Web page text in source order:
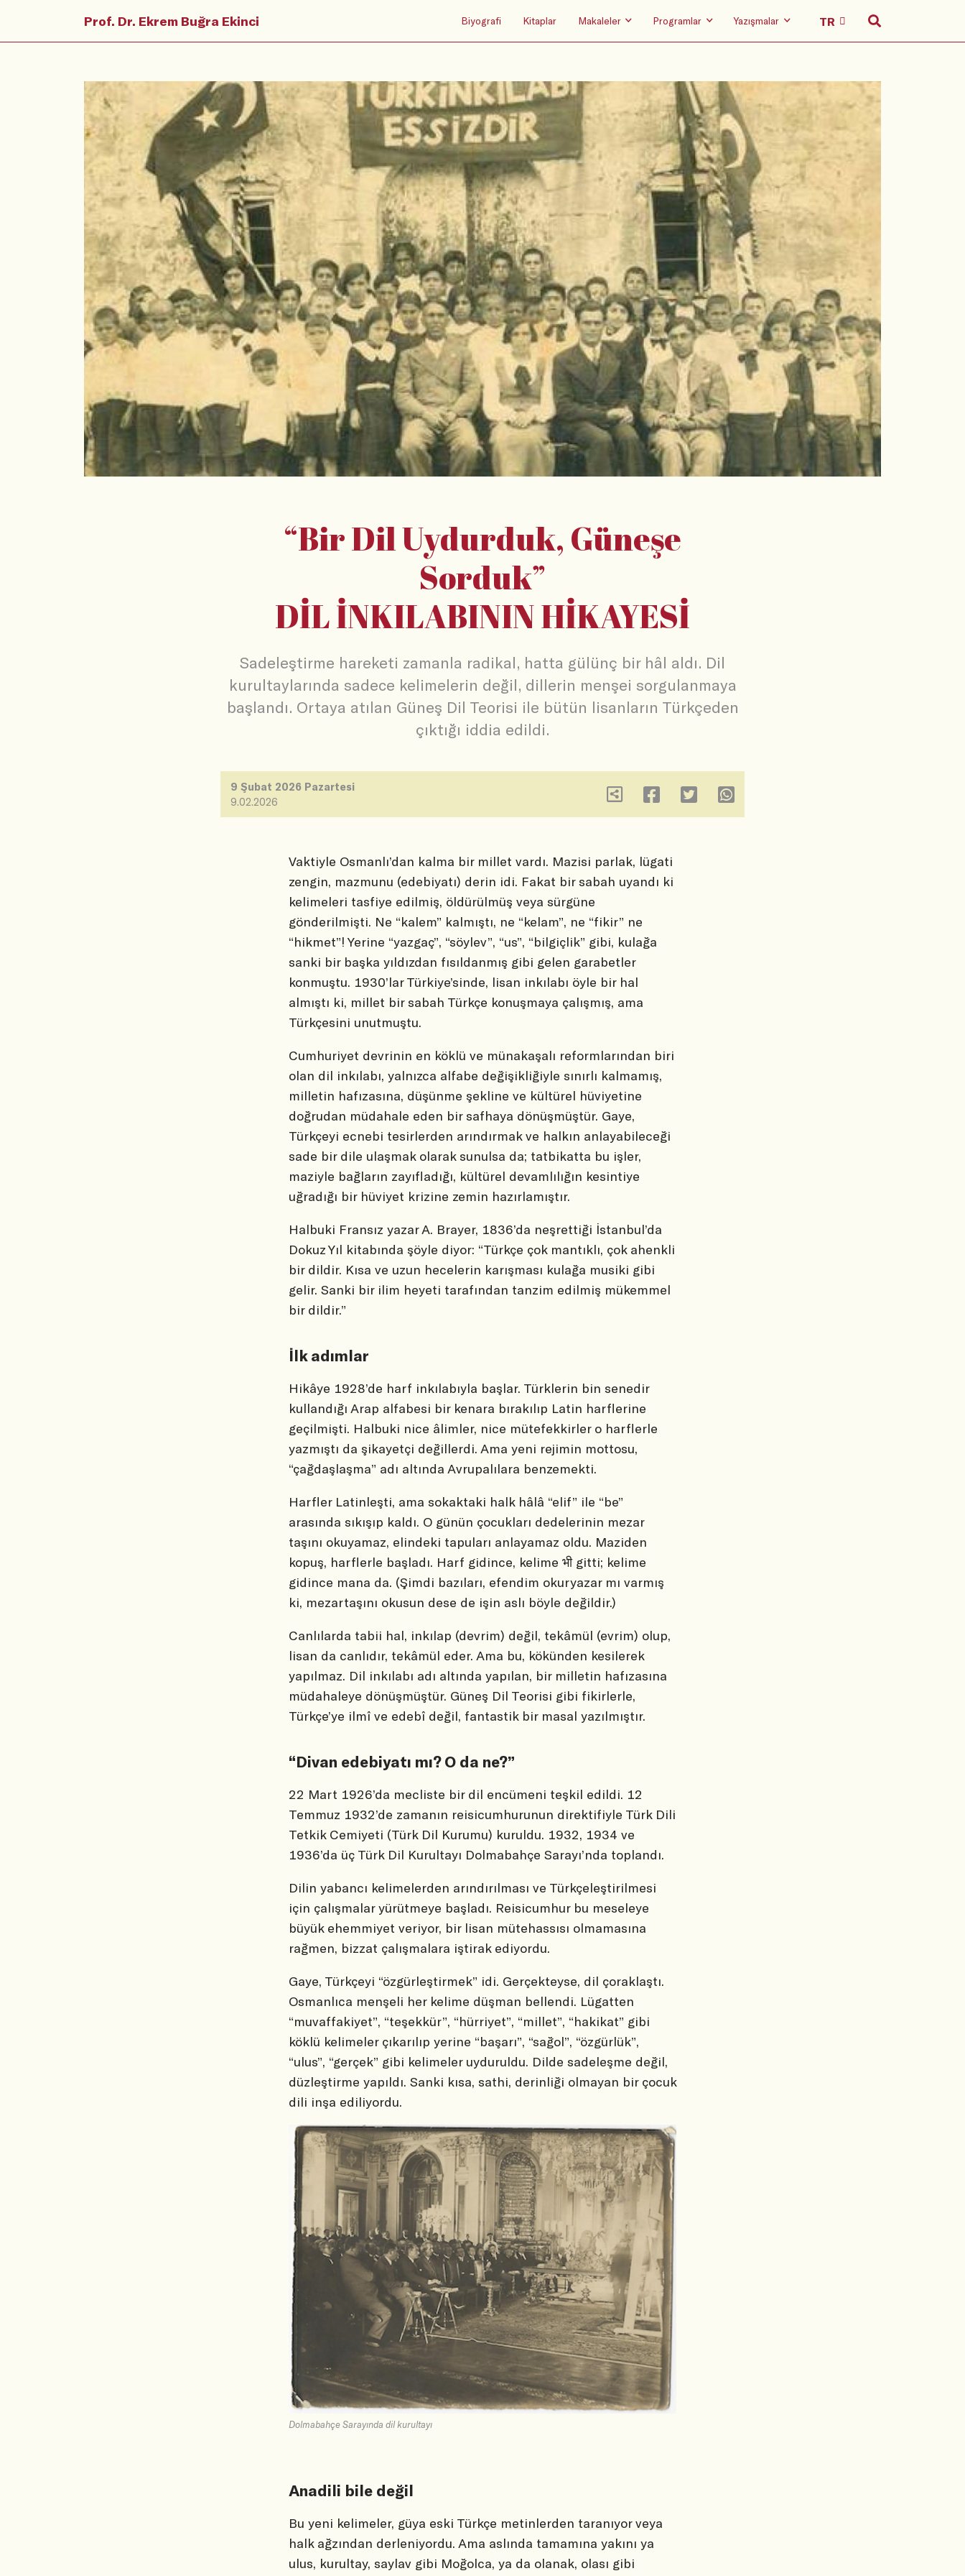
Prof. Dr. Ekrem Buğra Ekinci Biyografi Kitaplar Makaleler Programlar Yazışmalar
“Bir Dil Uydurduk, Güneşe
Sorduk”
DİL İNKILABININ HİKAYESİ
Sadeleştirme hareketi zamanla radikal, hatta gülünç bir hâl aldı. Dil
kurultaylarında sadece kelimelerin değil, dillerin menşei sorgulanmaya
başlandı. Ortaya atılan Güneş Dil Teorisi ile bütün lisanların Türkçeden
çıktığı iddia edildi.
9 Şubat 2026 Pazartesi
9.02.2026
Vaktiyle Osmanlı’dan kalma bir millet vardı. Mazisi parlak, lügati
zengin, mazmunu (edebiyatı) derin idi. Fakat bir sabah uyandı ki
kelimeleri tasfiye edilmiş, öldürülmüş veya sürgüne
gönderilmişti. Ne “kalem” kalmıştı, ne “kelam”, ne “fikir” ne
“hikmet”! Yerine “yazgaç”, “söylev”, “us”, “bilgiçlik” gibi, kulağa
sanki bir başka yıldızdan fısıldanmış gibi gelen garabetler
konmuştu. 1930’lar Türkiye’sinde, lisan inkılabı öyle bir hal
almıştı ki, millet bir sabah Türkçe konuşmaya çalışmış, ama
Türkçesini unutmuştu.
Cumhuriyet devrinin en köklü ve münakaşalı reformlarından biri
olan dil inkılabı, yalnızca alfabe değişikliğiyle sınırlı kalmamış,
milletin hafızasına, düşünme şekline ve kültürel hüviyetine
doğrudan müdahale eden bir safhaya dönüşmüştür. Gaye,
Türkçeyi ecnebi tesirlerden arındırmak ve halkın anlayabileceği
sade bir dile ulaşmak olarak sunulsa da; tatbikatta bu işler,
maziyle bağların zayıfladığı, kültürel devamlılığın kesintiye
uğradığı bir hüviyet krizine zemin hazırlamıştır.
Halbuki Fransız yazar A. Brayer, 1836’da neşrettiği İstanbul’da
Dokuz Yıl kitabında şöyle diyor: “Türkçe çok mantıklı, çok ahenkli
bir dildir. Kısa ve uzun hecelerin karışması kulağa musiki gibi
gelir. Sanki bir ilim heyeti tarafından tanzim edilmiş mükemmel
bir dildir.”
İlk adımlar
Hikâye 1928’de harf inkılabıyla başlar. Türklerin bin senedir
kullandığı Arap alfabesi bir kenara bırakılıp Latin harflerine
geçilmişti. Halbuki nice âlimler, nice mütefekkirler o harflerle
yazmıştı da şikayetçi değillerdi. Ama yeni rejimin mottosu,
“çağdaşlaşma” adı altında Avrupalılara benzemekti.
Harfler Latinleşti, ama sokaktaki halk hâlâ “elif” ile “be”
arasında sıkışıp kaldı. O günün çocukları dedelerinin mezar
taşını okuyamaz, elindeki tapuları anlayamaz oldu. Maziden
kopuş, harflerle başladı. Harf gidince, kelime भी gitti; kelime
gidince mana da. (Şimdi bazıları, efendim okuryazar mı varmış
ki, mezartaşını okusun dese de işin aslı böyle değildir.)
Canlılarda tabii hal, inkılap (devrim) değil, tekâmül (evrim) olup,
lisan da canlıdır, tekâmül eder. Ama bu, kökünden kesilerek
yapılmaz. Dil inkılabı adı altında yapılan, bir milletin hafızasına
müdahaleye dönüşmüştür. Güneş Dil Teorisi gibi fikirlerle,
Türkçe’ye ilmî ve edebî değil, fantastik bir masal yazılmıştır.
“Divan edebiyatı mı? O da ne?”
22 Mart 1926’da mecliste bir dil encümeni teşkil edildi. 12
Temmuz 1932’de zamanın reisicumhurunun direktifiyle Türk Dili
Tetkik Cemiyeti (Türk Dil Kurumu) kuruldu. 1932, 1934 ve
1936’da üç Türk Dil Kurultayı Dolmabahçe Sarayı’nda toplandı.
Dilin yabancı kelimelerden arındırılması ve Türkçeleştirilmesi
için çalışmalar yürütmeye başladı. Reisicumhur bu meseleye
büyük ehemmiyet veriyor, bir lisan mütehassısı olmamasına
rağmen, bizzat çalışmalara iştirak ediyordu.
Gaye, Türkçeyi “özgürleştirmek” idi. Gerçekteyse, dil çoraklaştı.
Osmanlıca menşeli her kelime düşman bellendi. Lügatten
“muvaffakiyet”, “teşekkür”, “hürriyet”, “millet”, “hakikat” gibi
köklü kelimeler çıkarılıp yerine “başarı”, “sağol”, “özgürlük”,
“ulus”, “gerçek” gibi kelimeler uyduruldu. Dilde sadeleşme değil,
düzleştirme yapıldı. Sanki kısa, sathi, derinliği olmayan bir çocuk
dili inşa ediliyordu.
Dolmabahçe Sarayında dil kurultayı
Anadili bile değil
Bu yeni kelimeler, güya eski Türkçe metinlerden taranıyor veya
halk ağzından derleniyordu. Ama aslında tamamına yakını ya
ulus, kurultay, saylav gibi Moğolca, ya da olanak, olası gibi